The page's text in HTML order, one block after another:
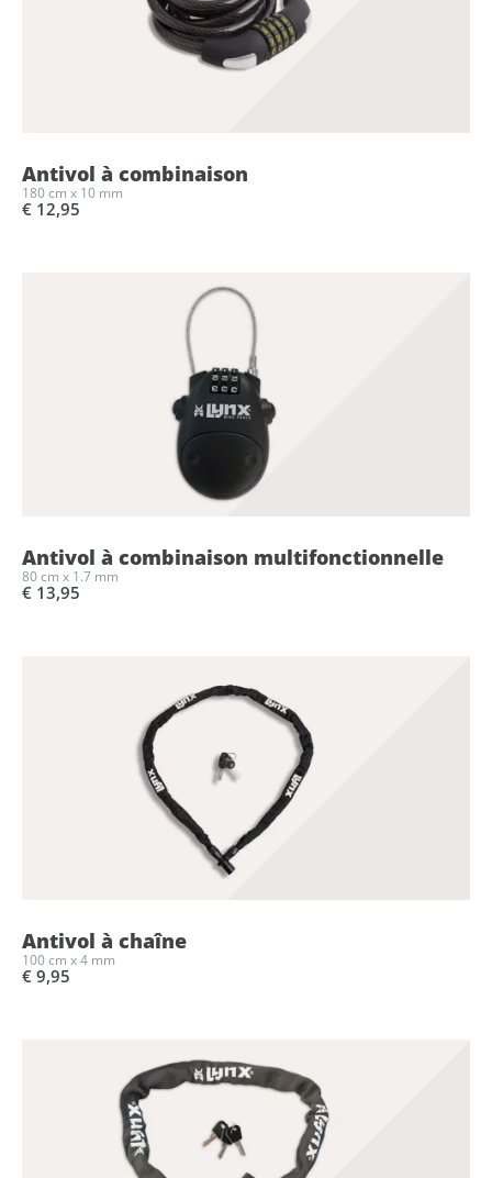
Antivol à combinaison
180 cm x 10 mm
€ 12,95
Antivol à combinaison multifonctionnelle
80 cm x 1.7 mm
€ 13,95
Antivol à chaîne
100 cm x 4 mm
€ 9,95